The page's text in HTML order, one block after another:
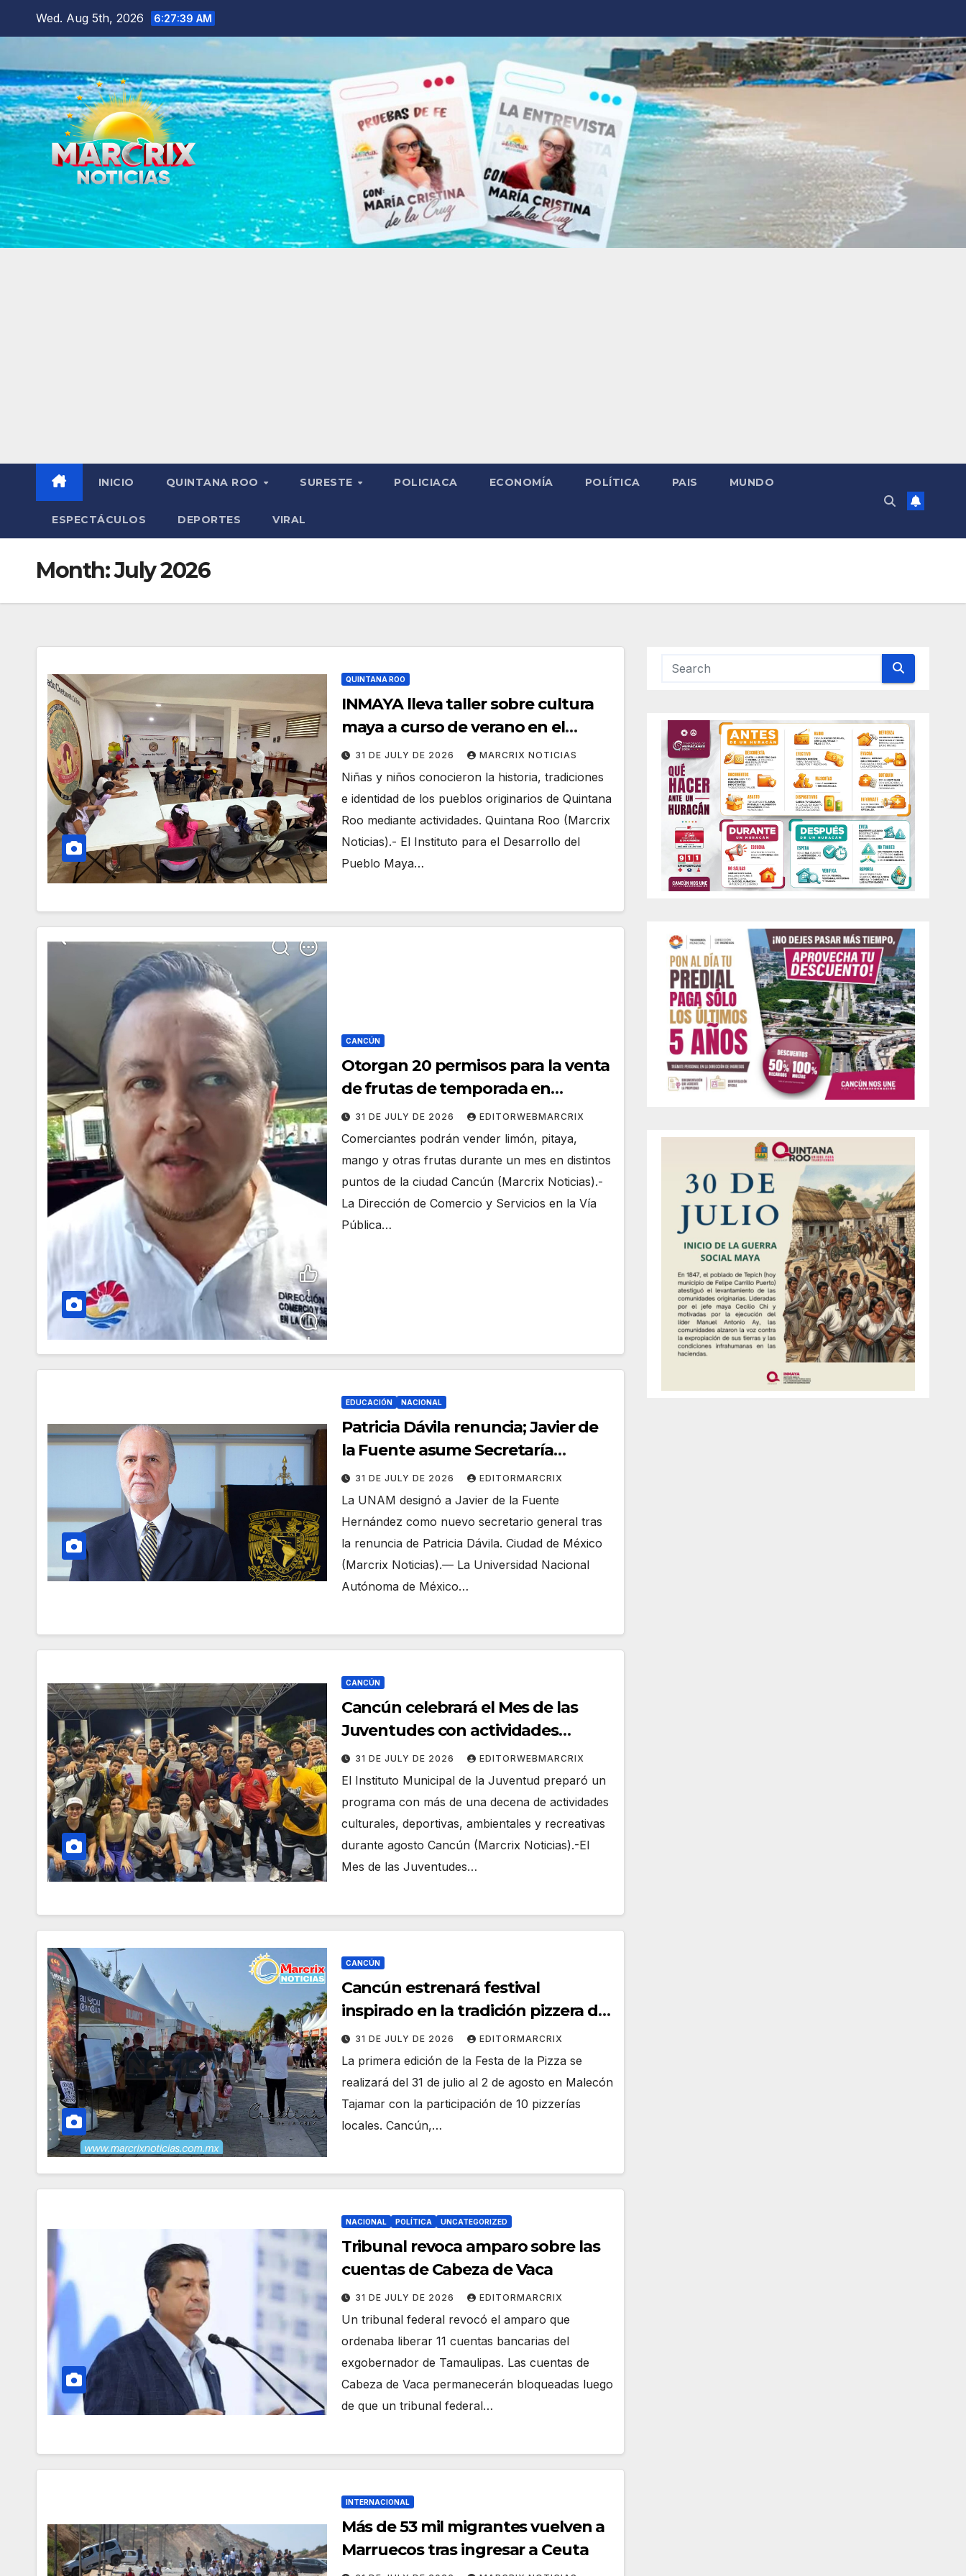
Wed. Aug 5th, 2026 6:27:41 AM
INICIO QUINTANA ROO SURESTE POLICIACA ECONOMÍA POLÍTICA PAIS MUNDO
ESPECTÁCULOS DEPORTES VIRAL
Month:July 2026
QUINTANA ROO
INMAYA lleva taller sobre cultura
maya a curso de verano en el
Campo Militar 34-A
31 DE JULY DE 2026 MARCRIX NOTICIAS
Niñas y niños conocieron la historia, tradiciones
e identidad de los pueblos originarios de Quintana
Roo mediante actividades. Quintana Roo (Marcrix
Noticias).- El Instituto para el Desarrollo del
Pueblo Maya…
CANCÚN
Otorgan 20 permisos para la venta
de frutas de temporada en
Cancún
31 DE JULY DE 2026 EDITORWEBMARCRIX
Comerciantes podrán vender limón, pitaya,
mango y otras frutas durante un mes en distintos
puntos de la ciudad Cancún (Marcrix Noticias).-
La Dirección de Comercio y Servicios en la Vía
Pública…
EDUCACIÓN NACIONAL
Patricia Dávila renuncia; Javier de
la Fuente asume Secretaría
General de la UNAM
31 DE JULY DE 2026 EDITORMARCRIX
La UNAM designó a Javier de la Fuente
Hernández como nuevo secretario general tras
la renuncia de Patricia Dávila. Ciudad de México
(Marcrix Noticias).— La Universidad Nacional
Autónoma de México…
CANCÚN
Cancún celebrará el Mes de las
Juventudes con actividades
gratuitas
31 DE JULY DE 2026 EDITORWEBMARCRIX
El Instituto Municipal de la Juventud preparó un
programa con más de una decena de actividades
culturales, deportivas, ambientales y recreativas
durante agosto Cancún (Marcrix Noticias).-El
Mes de las Juventudes…
CANCÚN
Cancún estrenará festival
inspirado en la tradición pizzera de
Nápoles
31 DE JULY DE 2026 EDITORMARCRIX
La primera edición de la Festa de la Pizza se
realizará del 31 de julio al 2 de agosto en Malecón
Tajamar con la participación de 10 pizzerías
locales. Cancún,…
NACIONAL POLÍTICA UNCATEGORIZED
Tribunal revoca amparo sobre las
cuentas de Cabeza de Vaca
31 DE JULY DE 2026 EDITORMARCRIX
Un tribunal federal revocó el amparo que
ordenaba liberar 11 cuentas bancarias del
exgobernador de Tamaulipas. Las cuentas de
Cabeza de Vaca permanecerán bloqueadas luego
de que un tribunal federal…
INTERNACIONAL
Más de 53 mil migrantes vuelven a
Marruecos tras ingresar a Ceuta